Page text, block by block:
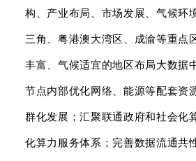
构、产业布局、市场发展、气候环
三角、粤港澳大湾区、成渝等重点
丰富、气候适宜的地区布局大数据
节点内部优化网络、能源等配套资
群化发展；汇聚联通政府和社会化
化算力服务体系；完善数据流通共